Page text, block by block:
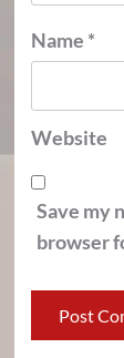
Name *
Website
Save my
browser